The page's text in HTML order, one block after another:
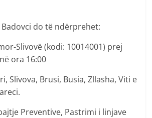
Badovci do të ndërprehet:
Slivovë (kodi: 10014001) prej
ora 16:00
Slivova, Brusi, Busia, Zllasha, Viti e
Preventive, Pastrimi i linjave